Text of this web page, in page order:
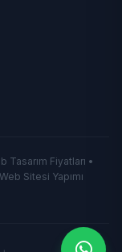
Tasarım Fiyatları •
Sitesi Yapımı